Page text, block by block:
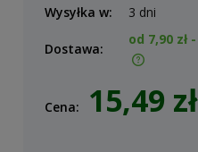
Wysyłka w:
3 dni
Dostawa:
od 7,90 zł
Cena: 15,49 zł